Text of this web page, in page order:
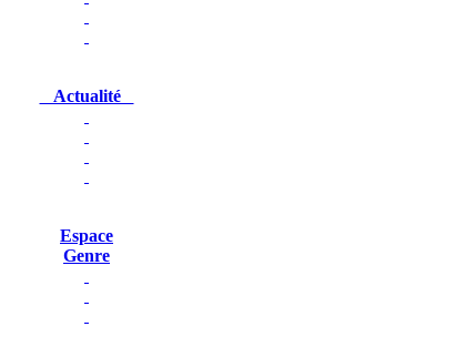
Actualité
Espace
Genre